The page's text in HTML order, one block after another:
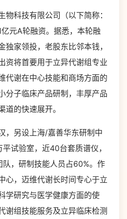
物科技有限公司（以下简称：
元A轮融资。据悉，本轮融
独家领投，老股东比邻本钱，
资将首要用于立异代谢组专业
代谢在中心技能和商场方面的
分子临床产品研制，丰厚产品
道的快速展开。
，另设上海/嘉善华东研制中
试验室，近40台套质谱仪，
，研制技能人员占60%。作
心，迈维代谢长时间专心于立
学研究与医学健康方面的使
谢组技能服务及立异临床检测